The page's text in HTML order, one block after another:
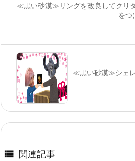
≪黒い砂漠≫リングを改良してクリ
をつ
≪黒い砂漠≫シェレ
 関連記事